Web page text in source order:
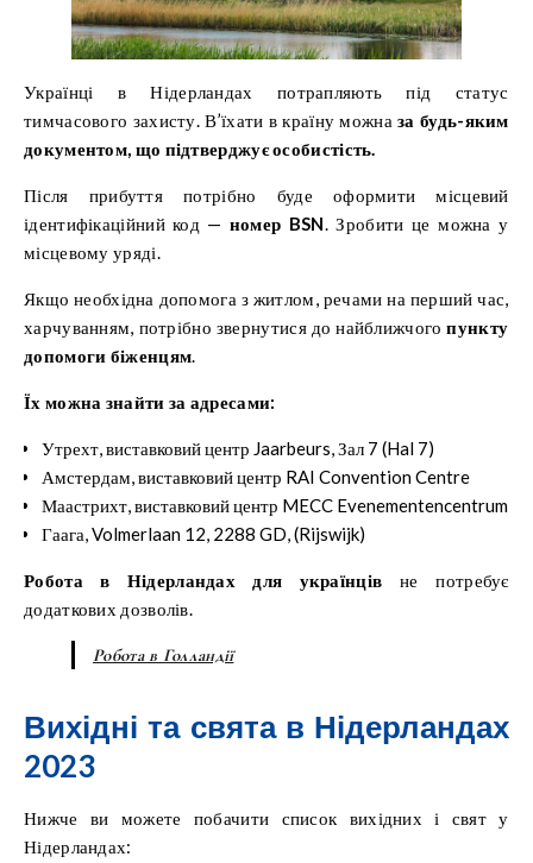
Українці в Нідерландах потрапляють під статус
тимчасового захисту. В’їхати в країну можназа будь-яким
документом, що підтверджує особистість.
Після прибуття потрібно буде оформити місцевий
ідентифікаційний код — номер BSN. Зробити це можна у
місцевому уряді.
Якщо необхідна допомога з житлом, речами на перший час,
харчуванням, потрібно звернутися до найближчогопункту
допомоги біженцям.
Їх можна знайти за адресами:
Утрехт, виставковий центр Jaarbeurs, Зал 7 (Hal 7)
Амстердам, виставковий центр RAI Convention Centre
Маастрихт, виставковий центр MECC Evenementencentrum
Гаага, Volmerlaan 12, 2288 GD, (Rijswijk)
Робота в Нідерландах для українців не потребує
додаткових дозволів.
Робота в Голландії
Вихідні та свята в Нідерландах
2023
Нижче ви можете побачити список вихідних і свят у
Нідерландах: